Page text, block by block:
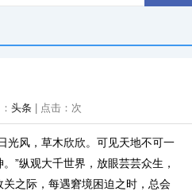
头条 | 点击： 次
光风，草木欣欣。可见天地不可一
”纵观大千世界，放眼芸芸众生，
之际，每遇窘境困迫之时，总会